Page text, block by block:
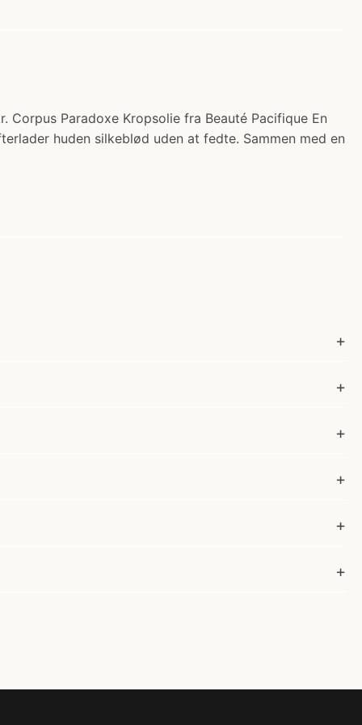
Corpus Paradoxe Kropsolie fra Beauté Pacifique En
huden silkeblød uden at fedte. Sammen med en